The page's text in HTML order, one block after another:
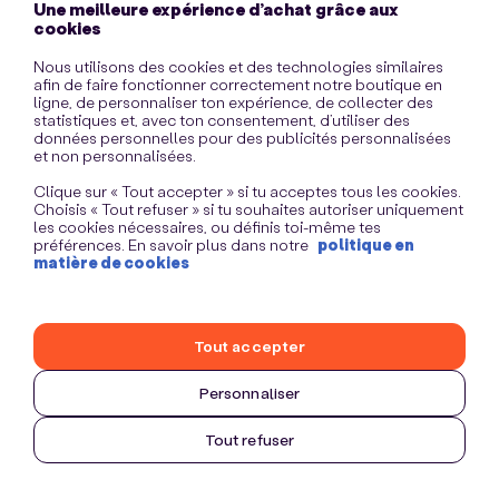
Une meilleure expérience d’achat grâce aux
cookies
Nous utilisons des cookies et des technologies similaires
afin de faire fonctionner correctement notre boutique en
ligne, de personnaliser ton expérience, de collecter des
statistiques et, avec ton consentement, d’utiliser des
données personnelles pour des publicités personnalisées
et non personnalisées.
Clique sur « Tout accepter » si tu acceptes tous les cookies.
Choisis « Tout refuser » si tu souhaites autoriser uniquement
les cookies nécessaires, ou définis toi-même tes
préférences. En savoir plus dans notre politique en
matière de cookies
Personnaliser
Tout refuser
Tout accepter